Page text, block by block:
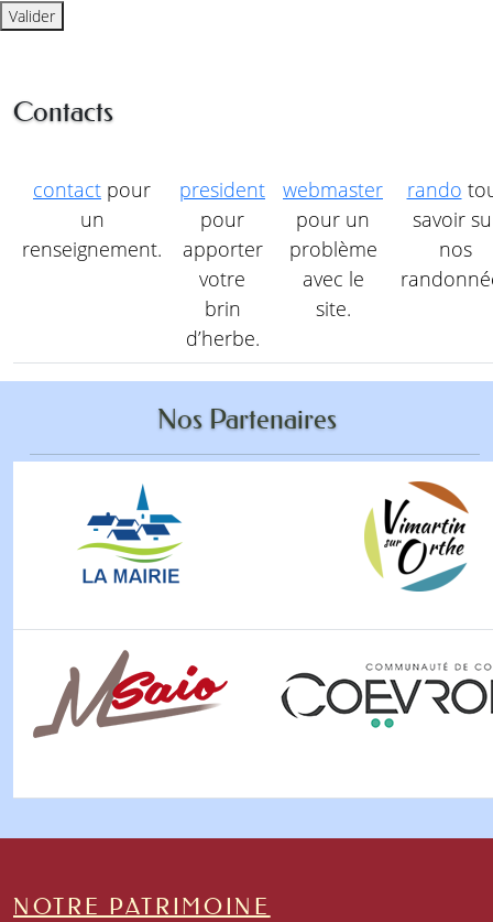
Valider
Contacts
contact pour
un
renseignement.
president
pour
apporter
votre
brin
d’herbe.
webmaster
pour un
problème
avec le
site.
rando
savoir
nos
Nos Partenaires
NOTRE PATRIMOINE